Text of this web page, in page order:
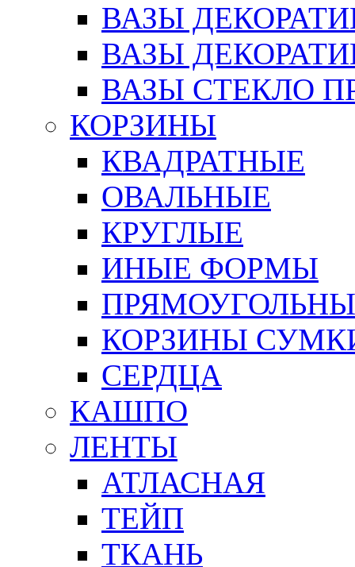
ВАЗЫ
ВАЗЫ
ВАЗЫ СТЕКЛО
КОРЗИНЫ
КВАДРАТНЫЕ
ОВАЛЬНЫЕ
КРУГЛЫЕ
ИНЫЕ ФОРМЫ
КОРЗИНЫ
СЕРДЦА
КАШПО
ЛЕНТЫ
АТЛАСНАЯ
ТЕЙП
ТКАНЬ